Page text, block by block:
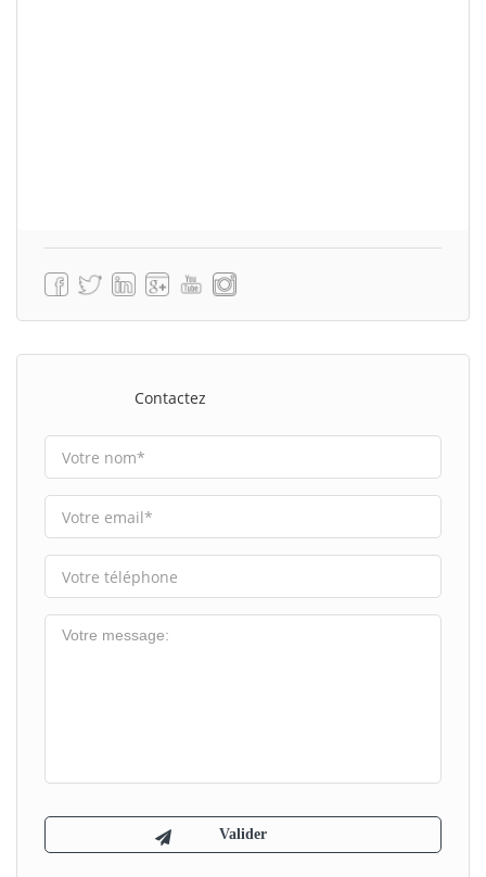
Contactez